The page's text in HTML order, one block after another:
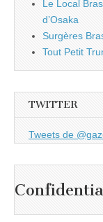
Le Local
d’Osaka
Surgères
Tout Petit
TWITTER
Tweets de